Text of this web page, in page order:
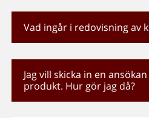
Vad ingår i redovisning av
Jag vill skicka in en
produkt. Hur gör jag då?